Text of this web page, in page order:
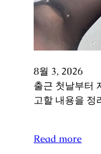
8월 3, 2026
출근 첫날부터
고할 내용을 정
Read more